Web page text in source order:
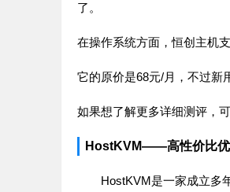
了。
在操作系统方面，恒创主机
它的原价是68元/月，不过新
如果想了解更多详细测评，
HostKVM——高性价比
HostKVM是一家成立多